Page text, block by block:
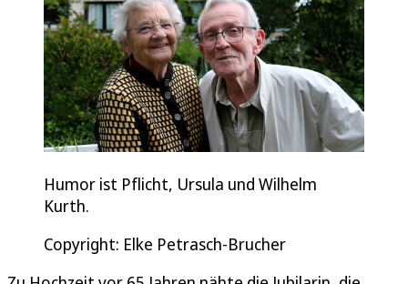
Humor ist Pflicht, Ursula und Wilhelm
Kurth.
Copyright: Elke Petrasch-Brucher